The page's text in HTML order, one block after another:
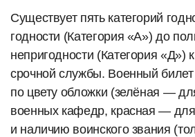
Существует пять категорий
годности (Категория «А») до
непригодности (Категория «Д»)
срочной службы. Военный билет
по цвету обложки (зелёная —
военных кафедр, красная —
и наличию воинского звания